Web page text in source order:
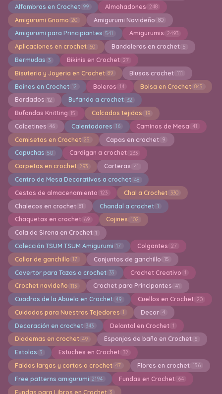
Alfombras en Crochet 99 Almohadones 248
Amigurumi Gnomo 20 Amigurumi Navideño 80
Amigurumi para Principiantes 541 Amigurumis 2493
Aplicaciones en crochet 60 Bandoleras en crochet 5
Bermudas 3 Bikinis en Crochet 27
Bisuteria y Joyeria en Crochet 89 Blusas crochet 111
Boinas en Crochet 12 Boleros 14 Bolsa en Crochet 845
Bordados 12 Bufanda a crochet 32
Bufandas Knitting 15 Calcados tejidos 19
Calcetines 46 Calentadores 16 Caminos de Mesa 41
Camisetas en Crochet 25 Capas en crochet 9
Capuchas 50 Cardigan a crochet 233
Carpetas en crochet 293 Carteras 41
Centro de Mesa Decorativos a crochet 48
Cestas de almacenamiento 123 Chal a Crochet 330
Chalecos en crochet 81 Chandal a crochet 1
Chaquetas en crochet 69 Cojines 102
Cola de Sirena en Crochet 1
Colección TSUM TSUM Amigurumi 17 Colgantes 27
Collar de ganchillo 17 Conjuntos de ganchillo 15
Covertor para Tazas a crochet 33 Crochet Creativo 1
Crochet navideño 113 Crochet para Principantes 41
Cuadros de la Abuela en Crochet 49 Cuellos en Crochet 20
Cuidados para Nuestros Tejedores 1 Decor 4
Decoración en crochet 343 Delantal en Crochet 1
Diademas en crochet 49 Esponjas de baño en Crochet 5
Estolas 3 Estuches en Crochet 32
Faldas largas y cortas a crochet 47 Flores en crochet 156
Free patterns amigurumi 2194 Fundas en Crochet 64
Fundas para Libros en Crochet 3